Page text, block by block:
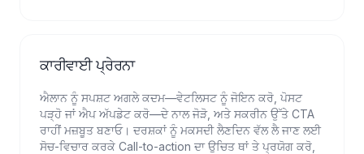
ਕਾਰੀਵਾਈ ਪ੍ਰੇਰਨਾ
ਐਲਾਨ ਨੂੰ ਸਪਸ਼ਟ ਅਗਲੇ ਕਦਮ—ਵੇਟਲਿਸਟ ਨੂੰ ਜੋਇਨ ਕਰੋ, ਪੋਸਟ
ਪੜ੍ਹੋ ਜਾਂ ਐਪ ਅੱਪਡੇਟ ਕਰੋ—ਦੇ ਨਾਲ ਜੋੜੋ, ਅਤੇ ਸਕਰੀਨ ਉੱਤੇ CTA
ਰਾਹੀਂ ਮਜ਼ਬੂਤ ਬਣਾਓ। ਦਰਸ਼ਕਾਂ ਨੂੰ ਮਕਸਦੀ ਲੈਣਦਿਨ ਵੱਲ ਲੈ ਜਾਣ ਲਈ
ਸੋਚ-ਵਿਚਾਰ ਕਰਕੇ Call-to-action ਦਾ ਉਚਿਤ ਥਾਂ ਤੇ ਪ੍ਰਯੋਗ ਕਰੋ,